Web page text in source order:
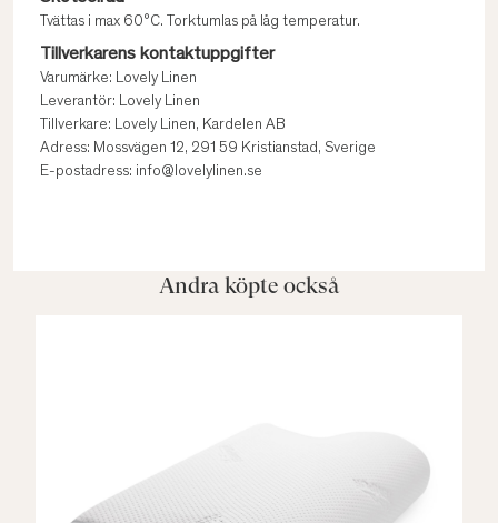
Tvättas i max 60°C. Torktumlas på låg temperatur.
Tillverkarens kontaktuppgifter
Varumärke: Lovely Linen
Leverantör: Lovely Linen
Tillverkare: Lovely Linen, Kardelen AB
Adress: Mossvägen 12, 291 59 Kristianstad, Sverige
E-postadress: info@lovelylinen.se
Andra köpte också